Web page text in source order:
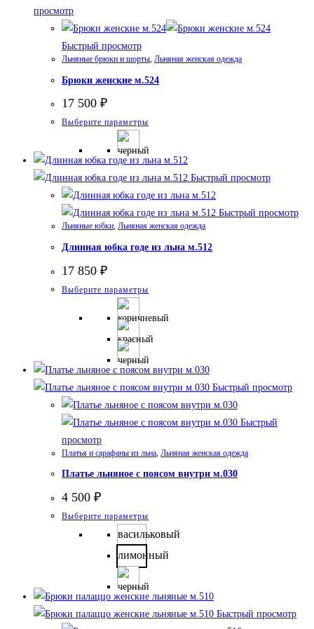
на
товара.
просмотр
Быстрый просмотр
Льняные брюки и шорты, Льняная женская одежда
Брюки женские м.524
17 500 ₽
Выберите параметры
имеет
несколько
вариаций.
Опции
можно
выбрать
товара.
Быстрый просмотр
Быстрый просмотр
Льняные юбки, Льняная женская одежда
Длинная юбка годе из льна м.512
17 850 ₽
Выберите параметры
имеет
несколько
вариаций.
Опции
можно
выбрать
на
Быстрый просмотр
Быстрый
просмотр
Платья и сарафаны из льна Льняная женская одежда
Платье льняное с поясом внутри м.030
4 500 ₽
Выберите параметры
товар
имеет
вариаций.
Опции
можно
васильковый
лимонный
Быстрый просмотр